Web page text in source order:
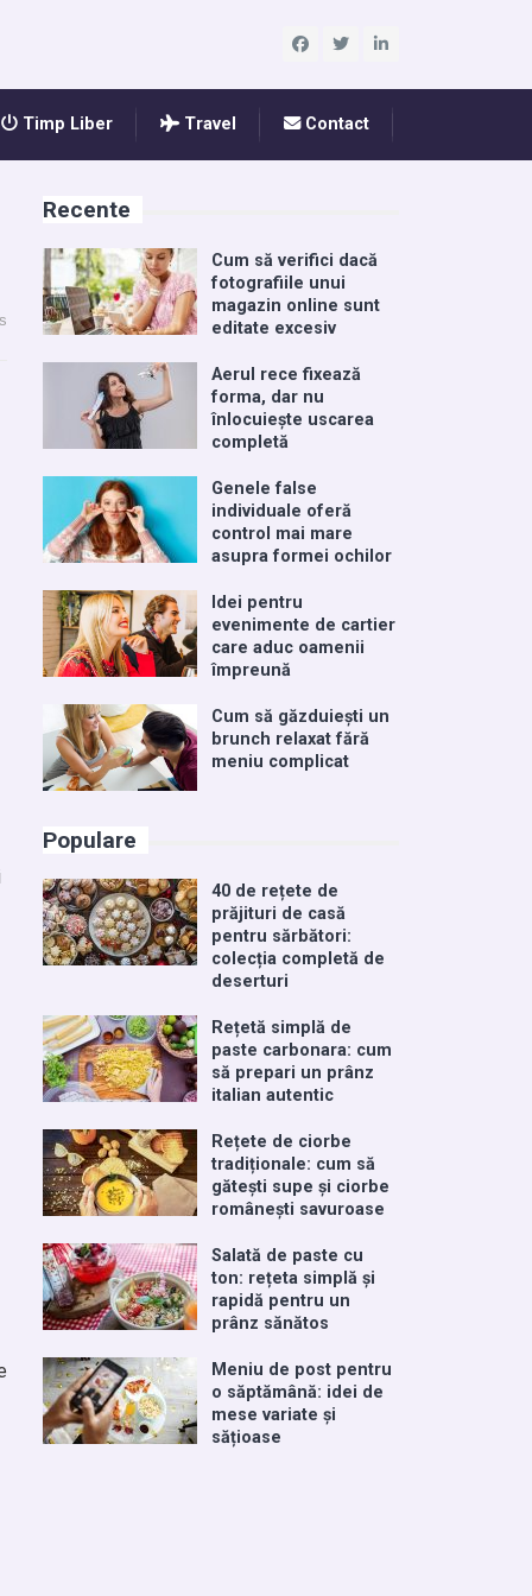
Timp Liber Travel Contact
Recente
Cum să verifici dacă
fotografiile unui
magazin online sunt
editate excesiv
Aerul rece fixează
forma, dar nu
înlocuiește uscarea
completă
Genele false
individuale oferă
control mai mare
asupra formei ochilor
Idei pentru
evenimente de cartier
care aduc oamenii
împreună
Cum să găzduiești un
brunch relaxat fără
meniu complicat
Populare
40 de rețete de
prăjituri de casă
pentru sărbători:
colecția completă de
deserturi
Rețetă simplă de
paste carbonara: cum
să prepari un prânz
italian autentic
Rețete de ciorbe
tradiționale: cum să
gătești supe și ciorbe
românești savuroase
Salată de paste cu
ton: rețeta simplă și
rapidă pentru un
prânz sănătos
Meniu de post pentru
o săptămână: idei de
mese variate și
sățioase